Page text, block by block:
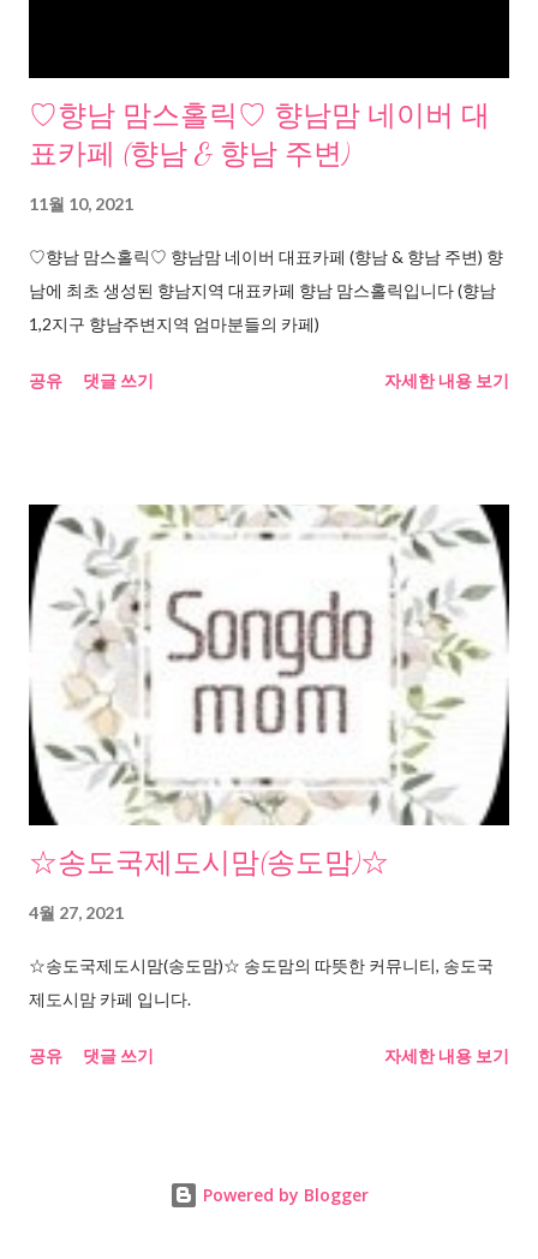
♡향남 맘스홀릭♡ 향남맘 네이버 대
표카페 (향남 & 향남 주변)
11월 10, 2021
♡향남 맘스홀릭♡ 향남맘 네이버 대표카페 (향남 & 향남 주변) 향
남에 최초 생성된 향남지역 대표카페 향남 맘스홀릭입니다 (향남
1,2지구 향남주변지역 엄마분들의 카페)
공유 댓글 쓰기 자세한 내용 보기
☆송도국제도시맘(송도맘)☆
4월 27, 2021
☆송도국제도시맘(송도맘)☆ 송도맘의 따뜻한 커뮤니티, 송도국
제도시맘 카페 입니다.
공유 댓글 쓰기 자세한 내용 보기
Powered by Blogger